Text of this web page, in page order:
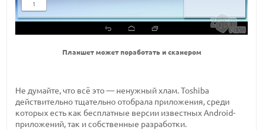
Планшет может поработать и сканером
Не думайте, что всё это — ненужный хлам. Toshiba
действительно тщательно отобрала приложения, среди
которых есть как бесплатные версии известных Android-
приложений, так и собственные разработки.